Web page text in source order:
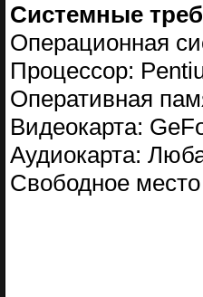
Системные
Операционная
Процессор:
Оперативная
Видеокарта:
Аудиокарта:
Свободное